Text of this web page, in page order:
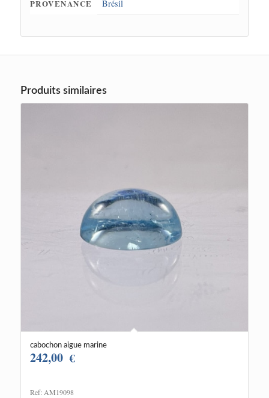
PROVENANCE
Brésil
Produits similaires
cabochon aigue marine
242,00 €
Ref: AM19098